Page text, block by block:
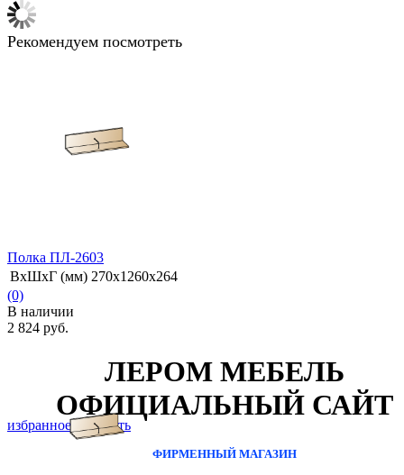
Рекомендуем посмотреть
избранное сравнить
Полка ПЛ-2603
ВхШхГ (мм) 270х1260х264
(0)
В наличии
2 824 руб.
ЛЕРОМ МЕБЕЛЬ
ОФИЦИАЛЬНЫЙ САЙТ
ФИРМЕННЫЙ МАГАЗИН